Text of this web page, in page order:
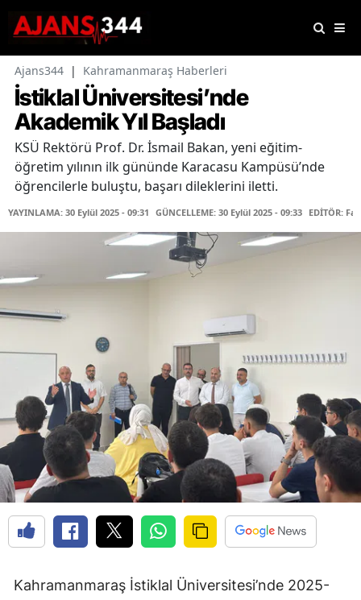
Ajans344 | Kahramanmaraş Haberleri
İstiklal Üniversitesi’nde
Akademik Yıl Başladı
KSÜ Rektörü Prof. Dr. İsmail Bakan, yeni eğitim-
öğretim yılının ilk gününde Karacasu Kampüsü’nde
öğrencilerle buluştu, başarı dileklerini iletti.
YAYINLAMA: 30 Eylül 2025 - 09:31 GÜNCELLEME: 30 Eylül 2025 - 09:33 EDİTÖR:
Kahramanmaraş İstiklal Üniversitesi’nde 2025-